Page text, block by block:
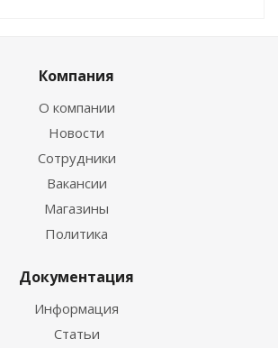
Компания
О компании
Новости
Сотрудники
Вакансии
Магазины
Политика
Документация
Информация
Статьи